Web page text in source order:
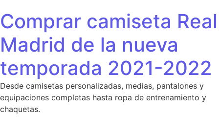
Comprar camiseta Real
Madrid de la nueva
temporada 2021-2022
Desde camisetas personalizadas, medias, pantalones y
equipaciones completas hasta ropa de entrenamiento y
chaquetas.